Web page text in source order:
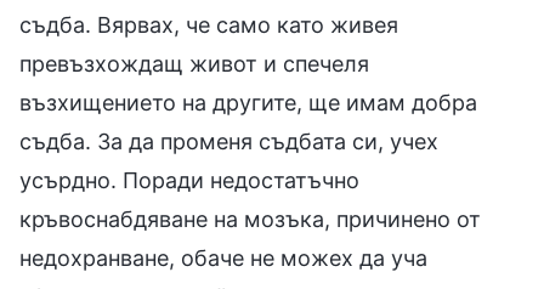
съдба. Вярвах, че само като живея
превъзхождащ живот и спечеля
възхищението на другите, ще имам добра
съдба. За да променя съдбата си, учех
усърдно. Поради недостатъчно
кръвоснабдяване на мозъка, причинено от
недохранване, обаче не можех да уча